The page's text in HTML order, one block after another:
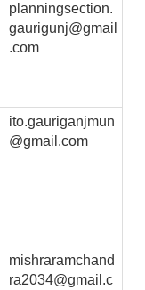
planningsection.
gaurigunj@gmail
.com
ito.gauriganjmun
@gmail.com
mishraramchand
ra2034@gmail.c